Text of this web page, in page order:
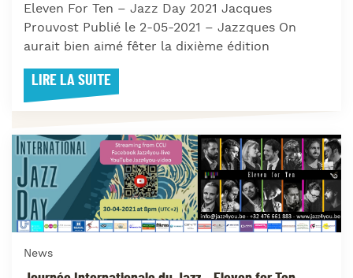
Eleven For Ten – Jazz Day 2021 Jacques
Prouvost Publié le 2-05-2021 – Jazzques On
aurait bien aimé fêter la dixième édition
LIRE LA SUITE
News